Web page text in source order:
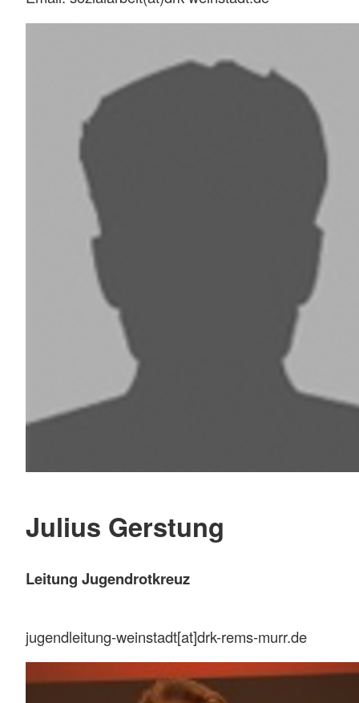
Julius Gerstung
Leitung Jugendrotkreuz
jugendleitung-weinstadt[at]drk-rems-murr.de